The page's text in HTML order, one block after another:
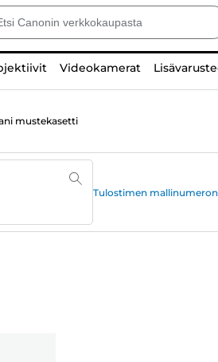
Videokamerat
mustekasetti
Tulostimen